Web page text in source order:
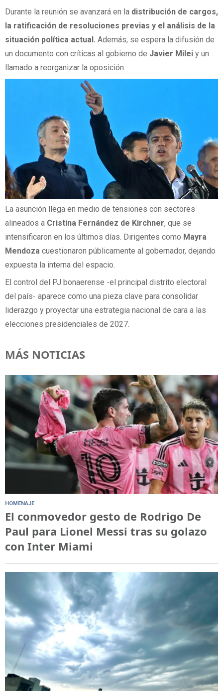
Durante la reunión se avanzará en la distribución de cargos,
la ratificación de resoluciones previas y el análisis de la
situación política actual. Además, se espera la difusión de
un documento con críticas al gobierno de Javier Milei y un
llamado a reorganizar la oposición.
La asunción llega en medio de tensiones con sectores
alineados a Cristina Fernández de Kirchner, que se
intensificaron en los últimos días. Dirigentes como Mayra
Mendoza cuestionaron públicamente al gobernador, dejando
expuesta la interna del espacio.
El control del PJ bonaerense -el principal distrito electoral
del país- aparece como una pieza clave para consolidar
liderazgo y proyectar una estrategia nacional de cara a las
elecciones presidenciales de 2027.
MÁS NOTICIAS
HOMENAJE
El conmovedor gesto de Rodrigo De
Paul para Lionel Messi tras su golazo
con Inter Miami